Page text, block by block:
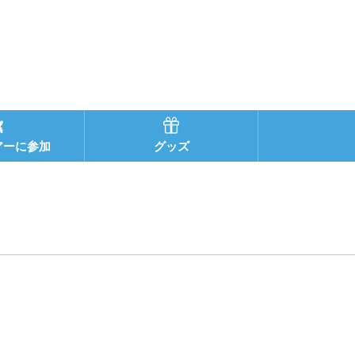
に参加 グッズ